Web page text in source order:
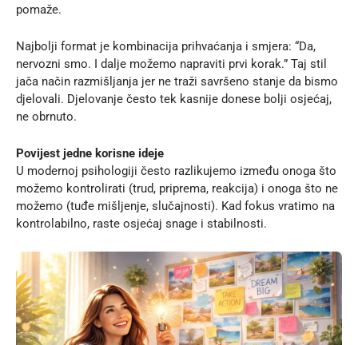
pomaže.
Najbolji format je kombinacija prihvaćanja i smjera: “Da,
nervozni smo. I dalje možemo napraviti prvi korak.” Taj stil
jača način razmišljanja jer ne traži savršeno stanje da bismo
djelovali. Djelovanje često tek kasnije donese bolji osjećaj,
ne obrnuto.
Povijest jedne korisne ideje
U modernoj psihologiji često razlikujemo između onoga što
možemo kontrolirati (trud, priprema, reakcija) i onoga što ne
možemo (tuđe mišljenje, slučajnosti). Kad fokus vratimo na
kontrolabilno, raste osjećaj snage i stabilnosti.